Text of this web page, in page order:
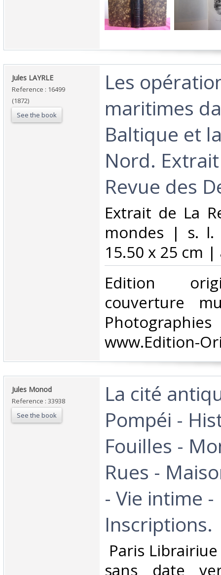
‎Jules LAYRLE‎
Reference : 16499
(1872)
See the book
‎Les
maritimes
Baltique et
Nord.
Revue des
‎Extrait de La
mondes | s. l.
15.50 x 25 cm
‎Edition
couverture
www.Edition-
‎Jules Monod‎
Reference : 33938
See the book
‎La cité
Pompéi -
Fouilles -
Rues -
- Vie intime -
Inscriptions.‎
Paris
sans date